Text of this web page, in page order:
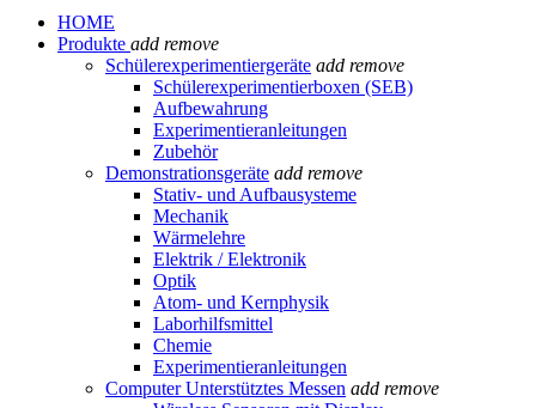
HOME
Produkte add remove
Schülerexperimentiergeräte add remove
Schülerexperimentierboxen (SEB)
Aufbewahrung
Experimentieranleitungen
Zubehör
Demonstrationsgeräte add remove
Stativ- und Aufbausysteme
Mechanik
Wärmelehre
Elektrik / Elektronik
Optik
Atom- und Kernphysik
Laborhilfsmittel
Chemie
Experimentieranleitungen
Computer Unterstütztes Messen add remove